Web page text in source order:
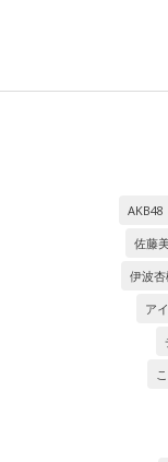
AKB48
佐藤
伊波
ア